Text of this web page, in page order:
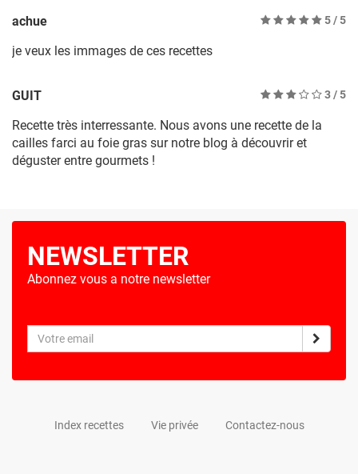
achue
5/ 5
je veux les immages de ces recettes
GUIT 3/ 5
Recette très interressante. Nous avons une recette de la
cailles farci au foie gras sur notre blog à découvrir et
déguster entre gourmets !
NEWSLETTER
Abonnez vous a notre newsletter
Index recettes Vie privée Contactez-nous